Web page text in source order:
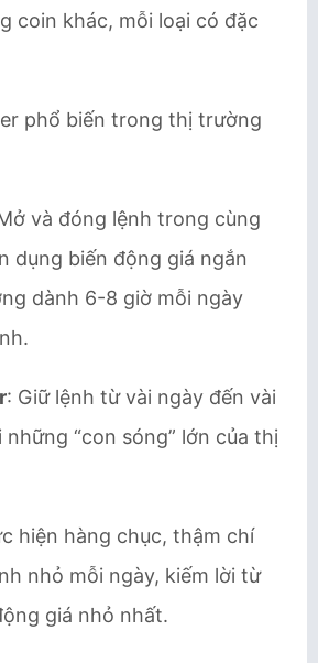
coin khác, mỗi loại có đặc
phổ biến trong thị trường
và đóng lệnh trong cùng
dụng biến động giá ngắn
dành 6-8 giờ mỗi ngày
: Giữ lệnh từ vài ngày đến vài
“con sóng” lớn của thị
hiện hàng chục, thậm chí
nhỏ mỗi ngày, kiếm lời từ
giá nhỏ nhất.